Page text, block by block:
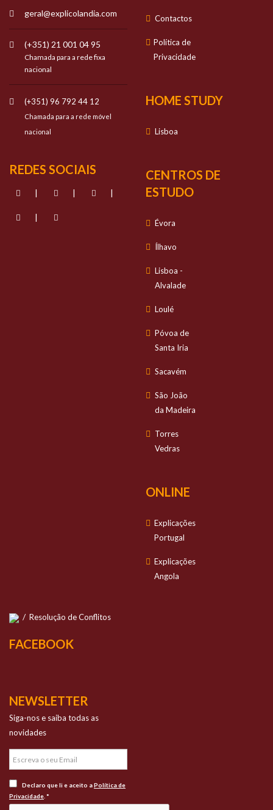
geral@explicolandia.com
(+351) 21 001 04 95
Chamada para a rede fixa
nacional
(+351) 96 792 44 12
Chamada para a rede móvel
nacional
REDES SOCIAIS
| | |
|
Contactos
Política de
Privacidade
HOME STUDY
Lisboa
CENTROS DE
ESTUDO
Évora
Ílhavo
Lisboa -
Alvalade
Loulé
Póvoa de
Santa Iria
Sacavém
São João
da Madeira
Torres
Vedras
ONLINE
Explicações
Portugal
Explicações
Angola
/ Resolução de Conflitos
FACEBOOK
NEWSLETTER
Siga-nos e saiba todas as
novidades
Declaro que li e aceito aPolítica de
Privacidade . *